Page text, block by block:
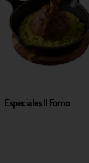
Especiales Il Forno